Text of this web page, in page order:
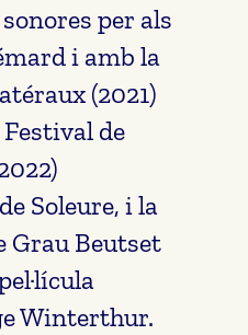
per als
i amb la
(2021)
de
Soleure, i la
Grau Beutset
Winterthur.